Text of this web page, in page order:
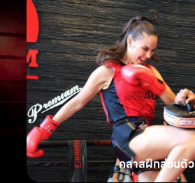
คลาสฝึกส่วนตัว